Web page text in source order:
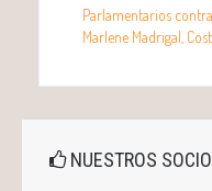
Parlamentarios
Marlene Madrigal,
NUESTROS